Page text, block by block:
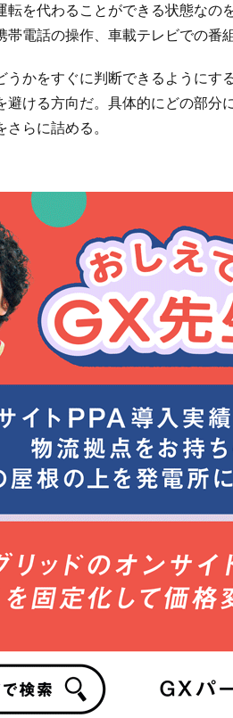
転を代わることができる状態なの
電話の操作、車載テレビでの番
うかをすぐに判断できるようにす
避ける方向だ。具体的にどの部分
らに詰める。